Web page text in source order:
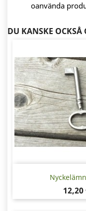
oanvända
DU KANSKE OCKSÅ
Pris
12,20